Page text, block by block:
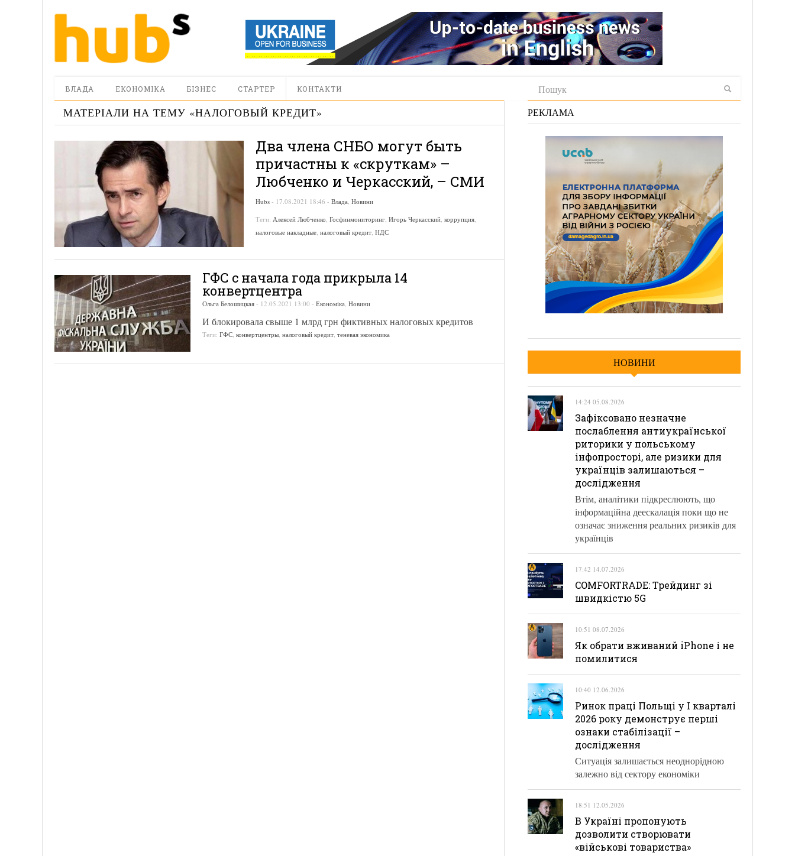
ВЛАДА ЕКОНОМІКА БІЗНЕС СТАРТЕР КОНТАКТИ
МАТЕРІАЛИ НА ТЕМУ «НАЛОГОВЫЙ КРЕДИТ»
Два члена СНБО могут быть
причастны к «скруткам» –
Любченко и Черкасский, – СМИ
Hubs - 17.08.2021 18:46 - Влада, Новини
Теги: Алексей Любченко, Госфинмониторинг, Игорь Черкасский, коррупция,
налоговые накладные, налоговый кредит, НДС
ГФС с начала года прикрыла 14
конвертцентра
Ольга Белошицкая - 12.05.2021 13:00 - Економіка, Новини
И блокировала свыше 1 млрд грн фиктивных налоговых кредитов
Теги: ГФС, конвертцентры, налоговый кредит, теневая экономика
РЕКЛАМА
НОВИНИ
14:24 05.08.2026
Зафіксовано незначне
послаблення антиукраїнської
риторики у польському
інфопросторі, але ризики для
українців залишаються –
дослідження
Втім, аналітики підкреслюють, що
інформаційна деескалація поки що не
означає зниження реальних ризиків для
українців
17:42 14.07.2026
COMFORTRADE: Трейдинг зі
швидкістю 5G
10:51 08.07.2026
Як обрати вживаний iPhone і не
помилитися
10:40 12.06.2026
Ринок праці Польщі у І кварталі
2026 року демонструє перші
ознаки стабілізації –
дослідження
Ситуація залишається неоднорідною
залежно від сектору економіки
18:51 12.05.2026
В Україні пропонують
дозволити створювати
«військові товариства»